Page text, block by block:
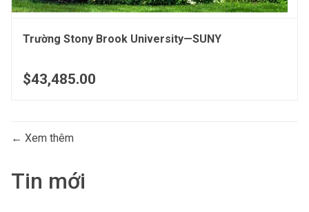
Trường Stony Brook University—SUNY
$43,485.00
Xem thêm
Tin mới